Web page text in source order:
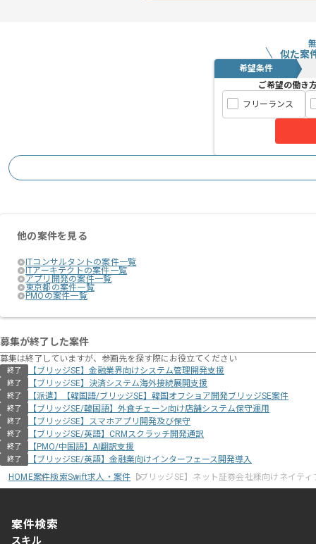
似た案
希望条件
ご希望の働き
フリーランス
他の案件を見る
ITコンサルタントの案件一覧
ITアーキテクトの案件一覧
アプリ開発の案件一覧
東京都の案件一覧
PMOの案件一覧
募集が終了した案件
募集は終了していますが、参画先を探す際にお役立てください
終了 【ブリッジSE】金融業界向けシステム管理開発支援
終了 【ブリッジSE】決済システム海外接続展開支援
終了 【派遣】【韓国語/ブリッジSE】韓国オフショア開発ブリッジSE案件
終了 【ブリッジSE/韓国語】外食チェーン向け店舗システム保守運用
終了 【ブリッジSE】スマホアプリ開発及び保守
終了 【ブリッジSE/英語】CRMスクラッチ開発通訳
終了 【PMO/中国語】AI翻訳支援
終了
【ブリッジSE/英語】金融業向けインターフェース開発導入
HOME案件検索Swift求人・案件 【ブリッジSE】ネット証券会社様向けネイテ
案件検索
スキル